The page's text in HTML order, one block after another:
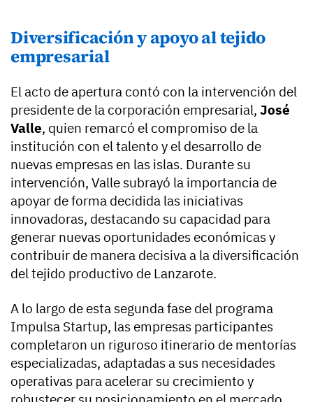
Diversificación y apoyo al tejido
empresarial
El acto de apertura contó con la intervención del
presidente de la corporación empresarial, José
Valle, quien remarcó el compromiso de la
institución con el talento y el desarrollo de
nuevas empresas en las islas. Durante su
intervención, Valle subrayó la importancia de
apoyar de forma decidida las iniciativas
innovadoras, destacando su capacidad para
generar nuevas oportunidades económicas y
contribuir de manera decisiva a la diversificación
del tejido productivo de Lanzarote.
A lo largo de esta segunda fase del programa
Impulsa Startup, las empresas participantes
completaron un riguroso itinerario de mentorías
especializadas, adaptadas a sus necesidades
operativas para acelerar su crecimiento y